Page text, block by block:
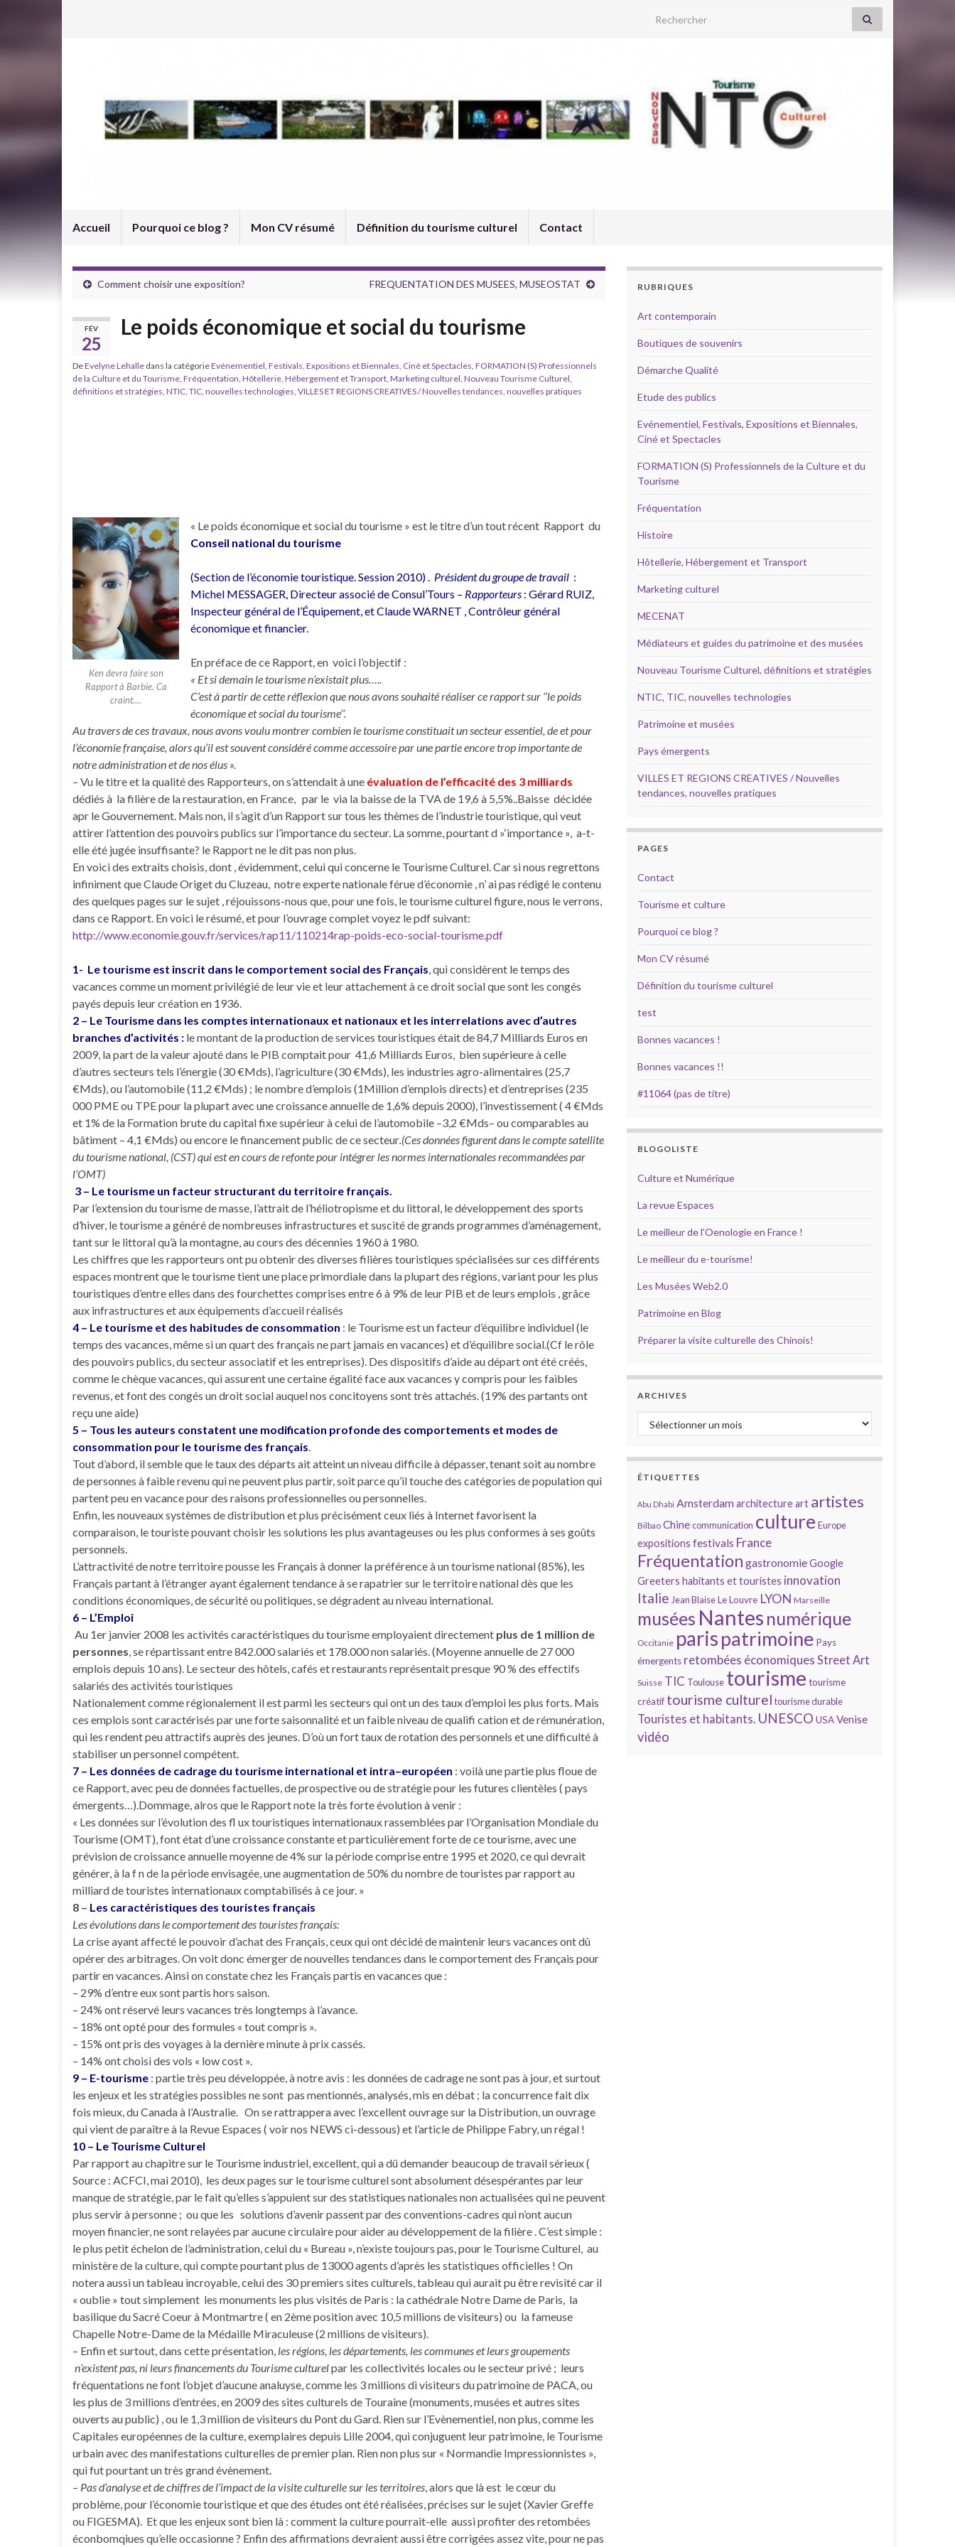
Search for:
Accueil Pourquoi ce blog ? Mon CV résumé Définition du tourisme culturel Contact
Comment choisir une exposition? FREQUENTATION DES MUSEES, MUSEOSTAT
FÉV
25
Le poids économique et social du tourisme
DeEvelyne Lehalle dans la catégorieEvénementiel, Festivals, Expositions et Biennales, Ciné et Spectacles, FORMATION (S) Professionnels
de la Culture et du Tourisme, Fréquentation, Hôtellerie, Hébergement et Transport, Marketing culturel, Nouveau Tourisme Culturel,
définitions et stratégies, NTIC, TIC, nouvelles technologies, VILLES ET REGIONS CREATIVES / Nouvelles tendances, nouvelles pratiques
Ken devra faire son
Rapport à Barbie. Ca
craint....
« Le poids économique et social du tourisme » est le titre d’un tout récent Rapport du
Conseil national du tourisme
(Section de l’économie touristique. Session 2010) . Président du groupe de travail :
Michel MESSAGER, Directeur associé de Consul’Tours – Rapporteurs : Gérard RUIZ,
Inspecteur général de l’Équipement, et Claude WARNET , Contrôleur général
économique et financier.
En préface de ce Rapport, en voici l’objectif :
« Et si demain le tourisme n’existait plus…..
C’est à partir de cette réflexion que nous avons souhaité réaliser ce rapport sur ‘’le poids
économique et social du tourisme’’.
Au travers de ces travaux, nous avons voulu montrer combien le tourisme constituait un secteur essentiel, de et pour
l’économie française, alors qu’il est souvent considéré comme accessoire par une partie encore trop importante de
notre administration et de nos élus ».
– Vu le titre et la qualité des Rapporteurs, on s’attendait à une évaluation de l’efficacité des 3 milliards
dédiés à la filière de la restauration, en France, par le via la baisse de la TVA de 19,6 à 5,5%..Baisse décidée
apr le Gouvernement. Mais non, il s’agit d’un Rapport sur tous les thèmes de l’industrie touristique, qui veut
attirer l’attention des pouvoirs publics sur l’importance du secteur. La somme, pourtant d »‘importance », a-t-
elle été jugée insuffisante? le Rapport ne le dit pas non plus.
En voici des extraits choisis, dont , évidemment, celui qui concerne le Tourisme Culturel. Car si nous regrettons
infiniment que Claude Origet du Cluzeau, notre experte nationale férue d’économie , n’ ai pas rédigé le contenu
des quelques pages sur le sujet , réjouissons-nous que, pour une fois, le tourisme culturel figure, nous le verrons,
dans ce Rapport. En voici le résumé, et pour l’ouvrage complet voyez le pdf suivant:
http://www.economie.gouv.fr/services/rap11/110214rap-poids-eco-social-tourisme.pdf
1- Le tourisme est inscrit dans le comportement social des Français, qui considèrent le temps des
vacances comme un moment privilégié de leur vie et leur attachement à ce droit social que sont les congés
payés depuis leur création en 1936.
2 – Le Tourisme dans les comptes internationaux et nationaux et les interrelations avec d’autres
branches d’activités : le montant de la production de services touristiques était de 84,7 Milliards Euros en
2009, la part de la valeur ajouté dans le PIB comptait pour 41,6 Milliards Euros, bien supérieure à celle
d’autres secteurs tels l’énergie (30 €Mds), l’agriculture (30 €Mds), les industries agro-alimentaires (25,7
€Mds), ou l’automobile (11,2 €Mds) ; le nombre d’emplois (1Million d’emplois directs) et d’entreprises (235
000 PME ou TPE pour la plupart avec une croissance annuelle de 1,6% depuis 2000), l’investissement ( 4 €Mds
et 1% de la Formation brute du capital fixe supérieur à celui de l’automobile –3,2 €Mds– ou comparables au
bâtiment – 4,1 €Mds) ou encore le financement public de ce secteur.(Ces données figurent dans le compte satellite
du tourisme national, (CST) qui est en cours de refonte pour intégrer les normes internationales recommandées par
l’OMT)
3 – Le tourisme un facteur structurant du territoire français.
Par l’extension du tourisme de masse, l’attrait de l’héliotropisme et du littoral, le développement des sports
d’hiver, le tourisme a généré de nombreuses infrastructures et suscité de grands programmes d’aménagement,
tant sur le littoral qu’à la montagne, au cours des décennies 1960 à 1980.
Les chiffres que les rapporteurs ont pu obtenir des diverses filières touristiques spécialisées sur ces différents
espaces montrent que le tourisme tient une place primordiale dans la plupart des régions, variant pour les plus
touristiques d’entre elles dans des fourchettes comprises entre 6 à 9% de leur PIB et de leurs emplois , grâce
aux infrastructures et aux équipements d’accueil réalisés
4 – Le tourisme et des habitudes de consommation : le Tourisme est un facteur d’équilibre individuel (le
temps des vacances, même si un quart des français ne part jamais en vacances) et d’équilibre social.(Cf le rôle
des pouvoirs publics, du secteur associatif et les entreprises). Des dispositifs d’aide au départ ont été créés,
comme le chèque vacances, qui assurent une certaine égalité face aux vacances y compris pour les faibles
revenus, et font des congés un droit social auquel nos concitoyens sont très attachés. (19% des partants ont
reçu une aide)
5 – Tous les auteurs constatent une modification profonde des comportements et modes de
consommation pour le tourisme des français.
Tout d’abord, il semble que le taux des départs ait atteint un niveau difficile à dépasser, tenant soit au nombre
de personnes à faible revenu qui ne peuvent plus partir, soit parce qu’il touche des catégories de population qui
partent peu en vacance pour des raisons professionnelles ou personnelles.
Enfin, les nouveaux systèmes de distribution et plus précisément ceux liés à Internet favorisent la
comparaison, le touriste pouvant choisir les solutions les plus avantageuses ou les plus conformes à ses goûts
personnels.
L’attractivité de notre territoire pousse les Français à donner la préférence à un tourisme national (85%), les
Français partant à l’étranger ayant également tendance à se rapatrier sur le territoire national dès que les
conditions économiques, de sécurité ou politiques, se dégradent au niveau international.
6 – L’Emploi
Au 1er janvier 2008 les activités caractéristiques du tourisme employaient directement plus de 1 million de
personnes, se répartissant entre 842.000 salariés et 178.000 non salariés. (Moyenne annuelle de 27 000
emplois depuis 10 ans). Le secteur des hôtels, cafés et restaurants représentait presque 90 % des effectifs
salariés des activités touristiques
Nationalement comme régionalement il est parmi les secteurs qui ont un des taux d’emploi les plus forts. Mais
ces emplois sont caractérisés par une forte saisonnalité et un faible niveau de qualifi cation et de rémunération,
qui les rendent peu attractifs auprès des jeunes. D’où un fort taux de rotation des personnels et une difficulté à
stabiliser un personnel compétent.
7 – Les données de cadrage du tourisme international et intra–européen : voilà une partie plus floue de
ce Rapport, avec peu de données factuelles, de prospective ou de stratégie pour les futures clientèles ( pays
émergents…).Dommage, alros que le Rapport note la très forte évolution à venir :
« Les données sur l’évolution des fl ux touristiques internationaux rassemblées par l’Organisation Mondiale du
Tourisme (OMT), font état d’une croissance constante et particulièrement forte de ce tourisme, avec une
prévision de croissance annuelle moyenne de 4% sur la période comprise entre 1995 et 2020, ce qui devrait
générer, à la f n de la période envisagée, une augmentation de 50% du nombre de touristes par rapport au
milliard de touristes internationaux comptabilisés à ce jour. »
8 – Les caractéristiques des touristes français
Les évolutions dans le comportement des touristes français:
La crise ayant affecté le pouvoir d’achat des Français, ceux qui ont décidé de maintenir leurs vacances ont dû
opérer des arbitrages. On voit donc émerger de nouvelles tendances dans le comportement des Français pour
partir en vacances. Ainsi on constate chez les Français partis en vacances que :
– 29% d’entre eux sont partis hors saison.
– 24% ont réservé leurs vacances très longtemps à l’avance.
– 18% ont opté pour des formules « tout compris ».
– 15% ont pris des voyages à la dernière minute à prix cassés.
– 14% ont choisi des vols « low cost ».
9 – E-tourisme : partie très peu développée, à notre avis : les données de cadrage ne sont pas à jour, et surtout
les enjeux et les stratégies possibles ne sont pas mentionnés, analysés, mis en débat ; la concurrence fait dix
fois mieux, du Canada à l’Australie. On se rattrappera avec l’excellent ouvrage sur la Distribution, un ouvrage
qui vient de paraître à la Revue Espaces ( voir nos NEWS ci-dessous) et l’article de Philippe Fabry, un régal !
10 – Le Tourisme Culturel
Par rapport au chapitre sur le Tourisme industriel, excellent, qui a dü demander beaucoup de travail sérieux (
Source : ACFCI, mai 2010), les deux pages sur le tourisme culturel sont absolument désespérantes par leur
manque de stratégie, par le fait qu’elles s’appuient sur des statistiques nationales non actualisées qui ne peuvent
plus servir à personne ; ou que les solutions d’avenir passent par des conventions-cadres qui n’ont aucun
moyen financier, ne sont relayées par aucune circulaire pour aider au développement de la filière . C’est simple :
le plus petit échelon de l’administration, celui du « Bureau », n’existe toujours pas, pour le Tourisme Culturel, au
ministère de la culture, qui compte pourtant plus de 13000 agents d’après les statistiques officielles ! On
notera aussi un tableau incroyable, celui des 30 premiers sites culturels, tableau qui aurait pu être revisité car il
« oublie » tout simplement les monuments les plus visités de Paris : la cathédrale Notre Dame de Paris, la
basilique du Sacré Coeur à Montmartre ( en 2ème position avec 10,5 millions de visiteurs) ou la fameuse
Chapelle Notre-Dame de la Médaille Miraculeuse (2 millions de visiteurs).
– Enfin et surtout, dans cette présentation, les régions, les départements, les communes et leurs groupements
n’existent pas, ni leurs financements du Tourisme culturelpar les collectivités locales ou le secteur privé ; leurs
fréquentations ne font l’objet d’aucune analuyse, comme les 3 millions di visiteurs du patrimoine de PACA, ou
les plus de 3 millions d’entrées, en 2009 des sites culturels de Touraine (monuments, musées et autres sites
ouverts au public) , ou le 1,3 million de visiteurs du Pont du Gard. Rien sur l’Evènementiel, non plus, comme les
Capitales européennes de la culture, exemplaires depuis Lille 2004, qui conjuguent leur patrimoine, le Tourisme
urbain avec des manifestations culturelles de premier plan. Rien non plus sur « Normandie Impressionnistes »,
qui fut pourtant un très grand évènement.
– Pas d’analyse et de chiffres de l’impact de la visite culturelle sur les territoires, alors que là est le cœur du
problème, pour l’économie touristique et que des études ont été réalisées, précises sur le sujet (Xavier Greffe
ou FIGESMA). Et que les enjeux sont bien là : comment la culture pourrait-elle aussi profiter des retombées
éconbomqiues qu’elle occasionne ? Enfin des affirmations devraient aussi être corrigées assez vite, pour ne pas
RUBRIQUES
Art contemporain
Boutiques de souvenirs
Démarche Qualité
Etude des publics
Evénementiel, Festivals, Expositions et Biennales,
Ciné et Spectacles
FORMATION (S) Professionnels de la Culture et du
Tourisme
Fréquentation
Histoire
Hôtellerie, Hébergement et Transport
Marketing culturel
MECENAT
Médiateurs et guides du patrimoine et des musées
Nouveau Tourisme Culturel, définitions et stratégies
NTIC, TIC, nouvelles technologies
Patrimoine et musées
Pays émergents
VILLES ET REGIONS CREATIVES / Nouvelles
tendances, nouvelles pratiques
PAGES
Contact
Tourisme et culture
Pourquoi ce blog ?
Mon CV résumé
Définition du tourisme culturel
test
Bonnes vacances !
Bonnes vacances !!
#11064 (pas de titre)
BLOGOLISTE
Culture et Numérique
La revue Espaces
Le meilleur de l'Oenologie en France !
Le meilleur du e-tourisme!
Les Musées Web2.0
Patrimoine en Blog
Préparer la visite culturelle des Chinois!
ARCHIVES
Archives
ÉTIQUETTES
Abu Dhabi Amsterdamarchitectureart artistes
Bilbao Chinecommunication culture Europe
expositions festivals France
Fréquentation gastronomieGoogle
Greeters habitants et touristes innovation
Italie Jean BlaiseLe Louvre LYON Marseille
musées Nantes numérique
Occitanie parispatrimoine Pays
émergents retombées économiques Street Art
Suisse TIC Toulouse tourisme tourisme
créatif tourisme culturel tourisme durable
Touristes et habitants. UNESCO USAVenise
vidéo